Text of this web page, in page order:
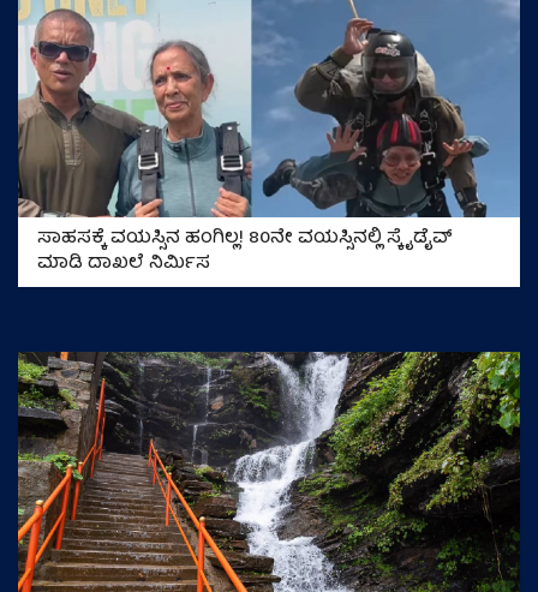
ಸಾಹಸಕ್ಕೆ ವಯಸ್ಸಿನ ಹಂಗಿಲ್ಲ! 80ನೇ ವಯಸ್ಸಿನಲ್ಲಿ ಸ್ಕೈಡೈವ್
ಮಾಡಿ ದಾಖಲೆ ನಿರ್ಮಿಸ